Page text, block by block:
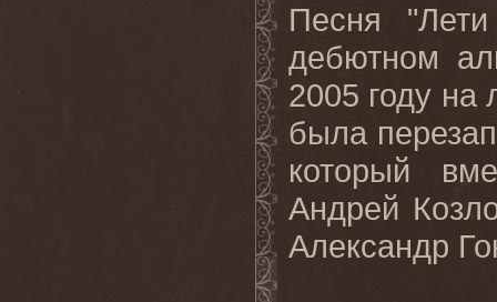
Песня
дебютном
2005 году на
была
который
Андрей
Александр